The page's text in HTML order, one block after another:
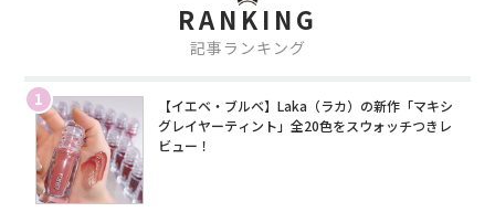
RANKING
記事ランキング
1
【イエベ・ブルベ】Laka（ラカ）の新作「マキシ
グレイヤーティント」全20色をスウォッチつきレ
ビュー！